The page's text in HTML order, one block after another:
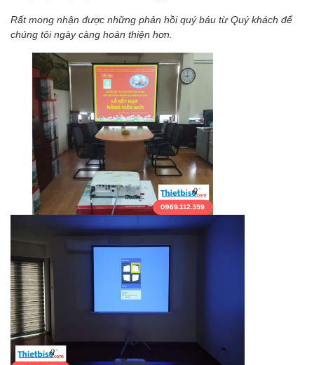
Rất mong nhận được những phản hồi quý báu từ Quý khách để
chúng tôi ngày càng hoàn thiện hơn.